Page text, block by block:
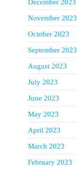
December 2023
November 2023
October 2023
September 2023
August 2023
July 2023
June 2023
May 2023
April 2023
March 2023
February 2023